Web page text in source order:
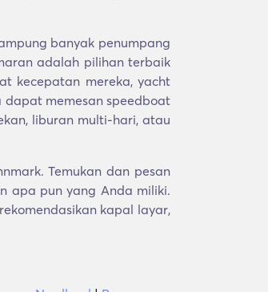
banyak penumpang
adalah pilihan terbaik
kecepatan mereka, yacht
memesan speedboat
liburan multi-hari, atau
Temukan dan pesan
apa pun yang Anda miliki.
kapal layar,